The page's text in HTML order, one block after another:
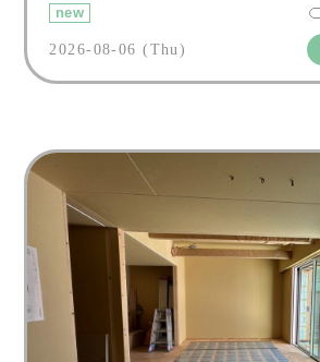
new
2026-08-06 (Thu)